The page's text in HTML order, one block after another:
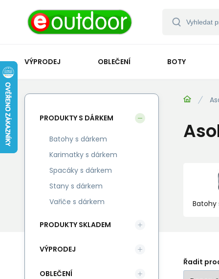
VÝPRODEJ OBLEČENÍ BOTY
Batohy
Řadit
PRODUKTY S DÁRKEM
Batohy s dárkem
Karimatky s dárkem
Spacáky s dárkem
Stany s dárkem
Vařiče s dárkem
PRODUKTY SKLADEM
VÝPRODEJ
OBLEČENÍ